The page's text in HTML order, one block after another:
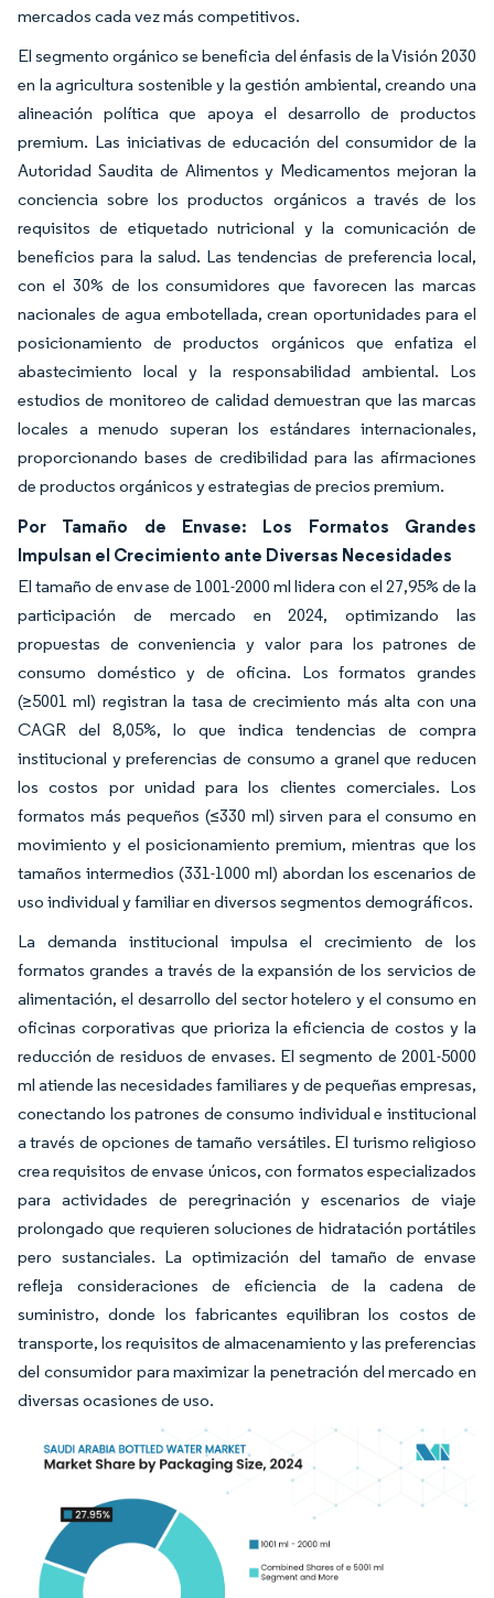
mercados cada vez más competitivos.
El segmento orgánico se beneficia del énfasis de la Visión 2030
en la agricultura sostenible y la gestión ambiental, creando una
alineación política que apoya el desarrollo de productos
premium. Las iniciativas de educación del consumidor de la
Autoridad Saudita de Alimentos y Medicamentos mejoran la
conciencia sobre los productos orgánicos a través de los
requisitos de etiquetado nutricional y la comunicación de
beneficios para la salud. Las tendencias de preferencia local,
con el 30% de los consumidores que favorecen las marcas
nacionales de agua embotellada, crean oportunidades para el
posicionamiento de productos orgánicos que enfatiza el
abastecimiento local y la responsabilidad ambiental. Los
estudios de monitoreo de calidad demuestran que las marcas
locales a menudo superan los estándares internacionales,
proporcionando bases de credibilidad para las afirmaciones
de productos orgánicos y estrategias de precios premium.
Por Tamaño de Envase: Los Formatos Grandes
Impulsan el Crecimiento ante Diversas Necesidades
El tamaño de envase de 1001-2000 ml lidera con el 27,95% de la
participación de mercado en 2024, optimizando las
propuestas de conveniencia y valor para los patrones de
consumo doméstico y de oficina. Los formatos grandes
(≥5001 ml) registran la tasa de crecimiento más alta con una
CAGR del 8,05%, lo que indica tendencias de compra
institucional y preferencias de consumo a granel que reducen
los costos por unidad para los clientes comerciales. Los
formatos más pequeños (≤330 ml) sirven para el consumo en
movimiento y el posicionamiento premium, mientras que los
tamaños intermedios (331-1000 ml) abordan los escenarios de
uso individual y familiar en diversos segmentos demográficos.
La demanda institucional impulsa el crecimiento de los
formatos grandes a través de la expansión de los servicios de
alimentación, el desarrollo del sector hotelero y el consumo en
oficinas corporativas que prioriza la eficiencia de costos y la
reducción de residuos de envases. El segmento de 2001-5000
ml atiende las necesidades familiares y de pequeñas empresas,
conectando los patrones de consumo individual e institucional
a través de opciones de tamaño versátiles. El turismo religioso
crea requisitos de envase únicos, con formatos especializados
para actividades de peregrinación y escenarios de viaje
prolongado que requieren soluciones de hidratación portátiles
pero sustanciales. La optimización del tamaño de envase
refleja consideraciones de eficiencia de la cadena de
suministro, donde los fabricantes equilibran los costos de
transporte, los requisitos de almacenamiento y las preferencias
del consumidor para maximizar la penetración del mercado en
diversas ocasiones de uso.